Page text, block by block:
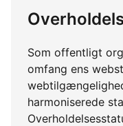
Som offentligt
omfang ens
harmoniserede